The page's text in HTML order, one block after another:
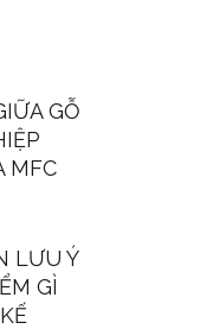
GỖ
MFC
LƯU Ý
GÌ